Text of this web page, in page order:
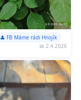
👤 FB Máme rádi Hnojík
📅 2.4.2026